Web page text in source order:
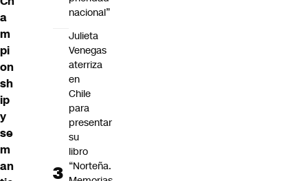
a
m
pi
on
sh
ip
y
se
m
an
nacional”
Julieta
Venegas
aterriza
en
Chile
para
presentar
su
libro
“Norteña.